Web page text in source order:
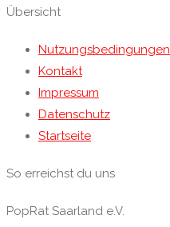
Übersicht
Nutzungsbedingungen
Kontakt
Impressum
Datenschutz
Startseite
So erreichst du uns
PopRat Saarland e.V.